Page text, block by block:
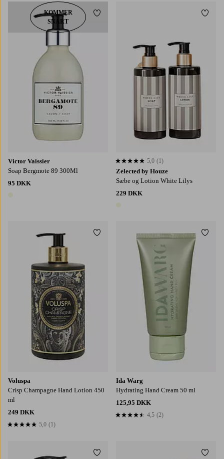
Victor Vaissier
Soap Bergmote 89 300Ml
95 DKK
KOMMER
SNART
Tilføj til favoritter
Zelected by Houze
Sæbe og Lotion White Lilys
229 DKK
5,0 baseret på 1 bedømmelser
5,0 (1)
Voluspa
Crisp Champagne Hand Lotion 450
ml
249 DKK
5,0 baseret på 1 bedømmelser
5,0 (1)
Tilføj til favoritter
Ida Warg
Hydrating Hand Cream 50 ml
125,95 DKK
4,5 baseret på 2 bedømmelser
4,5 (2)
Tilføj til favoritter